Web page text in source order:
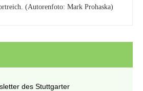
(Autorenfoto: Mark Prohaska)
des Stuttgarter